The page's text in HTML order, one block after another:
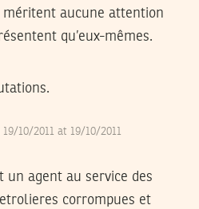
méritent aucune attention
qu’eux-mêmes.
19/10/2011 at 19/10/2011
un agent au service des
corrompues et